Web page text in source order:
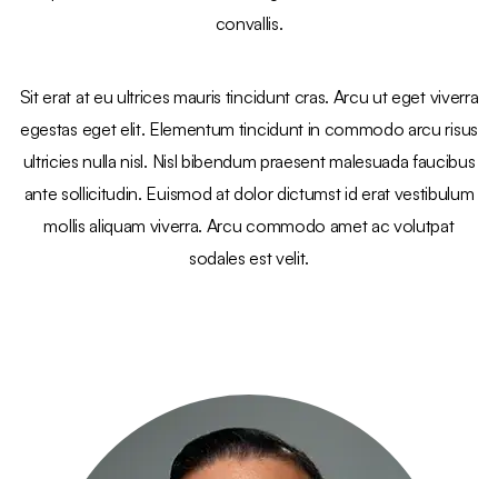
convallis.
Sit erat at eu ultrices mauris tincidunt cras. Arcu ut eget viverra
egestas eget elit. Elementum tincidunt in commodo arcu risus
ultricies nulla nisl. Nisl bibendum praesent malesuada faucibus
ante sollicitudin. Euismod at dolor dictumst id erat vestibulum
mollis aliquam viverra. Arcu commodo amet ac volutpat
sodales est velit.